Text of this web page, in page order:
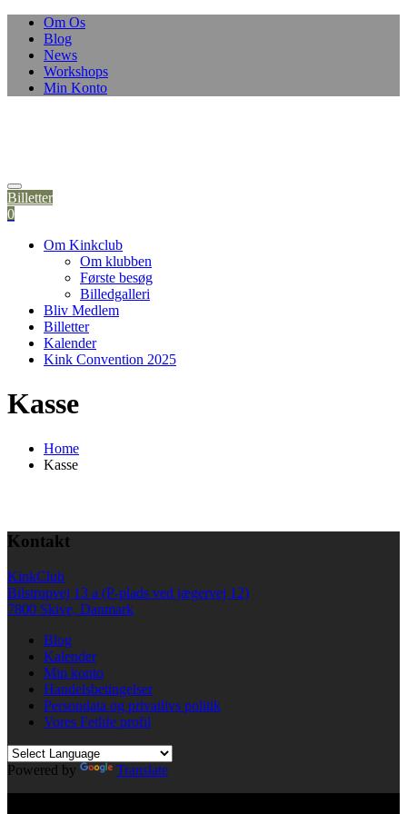
Skip
content
Om Os
Blog
News
Workshops
Min Konto
Billetter
0
Om Kinkclub
Om klubben
Første besøg
Billedgalleri
Bliv Medlem
Billetter
Kalender
Kink Convention 2025
Kasse
Home
Kasse
Kontakt
KinkClub
Bilstrupvej 13 a (P-plads ved jægervej 12)
7800 Skive, Danmark
Blog
Kalender
Min konto
Handelsbetingelser
Persondata og privatlivs politik
Vores Fetlife profil
Powered by
Translate